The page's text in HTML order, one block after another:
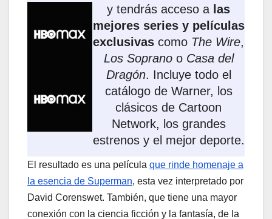
y tendrás acceso a las
mejores series y películas
exclusivas como The Wire,
Los Sopranoo Casa del
Dragón. Incluye todo el
catálogo de Warner, los
clásicos de Cartoon
Network, los grandes
estrenos y el mejor deporte.
El resultado es una película que rinde homenaje a
la esencia de Superman, esta vez interpretado por
David Corenswet. También, que tiene una mayor
conexión con la ciencia ficción y la fantasía, de la